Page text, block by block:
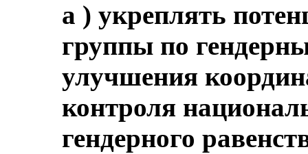
a ) укреплять
группы по
улучшения
контроля
гендерного